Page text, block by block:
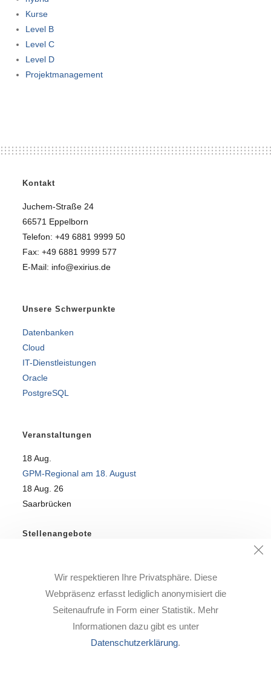
Kurse
Level B
Level C
Level D
Projektmanagement
Kontakt
Juchem-Straße 24
66571 Eppelborn
Telefon: +49 6881 9999 50
Fax: +49 6881 9999 577
E-Mail: info@exirius.de
Unsere Schwerpunkte
Datenbanken
Cloud
IT-Dienstleistungen
Oracle
PostgreSQL
Veranstaltungen
18 Aug.
GPM-Regional am 18. August
18 Aug. 26
Saarbrücken
Stellenangebote
Alle freien Stellen finden Sie auf unserer
Wir respektieren Ihre Privatsphäre. Diese
Webpräsenz erfasst lediglich anonymisiert die
Seitenaufrufe in Form einer Statistik. Mehr
Informationen dazu gibt es unter
Datenschutzerklärung.